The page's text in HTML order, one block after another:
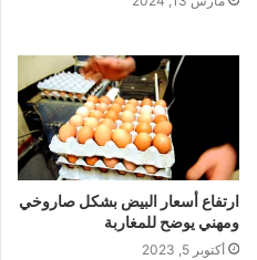
ارتفاع أسعار البيض بشكل صاروخي
ومهني يوضح للمغاربة
أكتوبر 5, 2023